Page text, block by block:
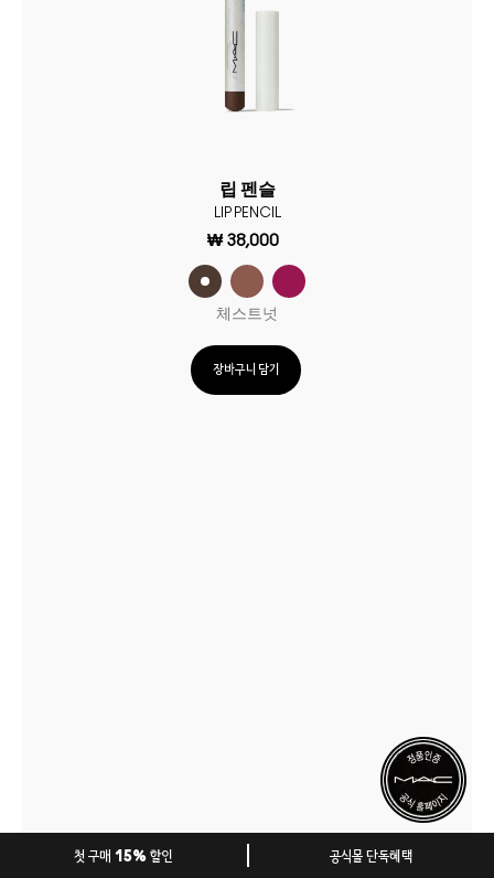
립 펜슬
LIP PENCIL
₩ 38,000
체스트넛
장바구니 담기
첫 구매 15% 할인 공식몰 단독혜택